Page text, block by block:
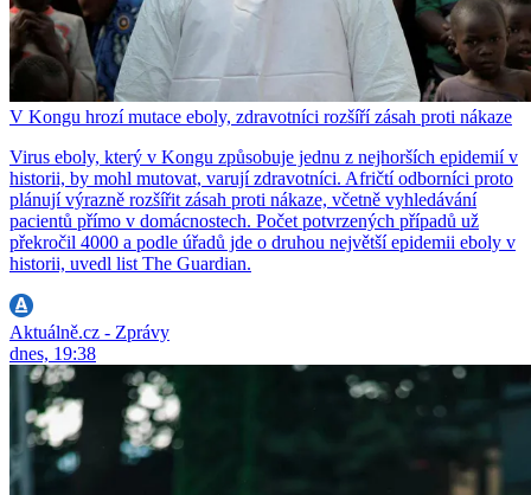
V Kongu hrozí mutace eboly, zdravotníci rozšíří zásah proti nákaze
Virus eboly, který v Kongu způsobuje jednu z nejhorších epidemií v
historii, by mohl mutovat, varují zdravotníci. Afričtí odborníci proto
plánují výrazně rozšířit zásah proti nákaze, včetně vyhledávání
pacientů přímo v domácnostech. Počet potvrzených případů už
překročil 4000 a podle úřadů jde o druhou největší epidemii eboly v
historii, uvedl list The Guardian.
Aktuálně.cz - Zprávy
dnes, 19:38